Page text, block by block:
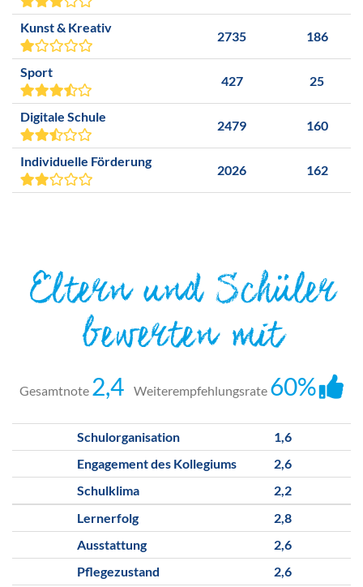
Kunst & Kreativ
2735 186
Sport
427 25
Digitale Schule
2479 160
Individuelle Förderung
2026 162
Eltern und Schüler
bewerten mit
Gesamtnote 2,4 Weiterempfehlungsrate 60%
Schulorganisation
1,6
Engagement des Kollegiums
2,6
Schulklima
2,2
Lernerfolg
2,8
Ausstattung
2,6
Pflegezustand
2,6